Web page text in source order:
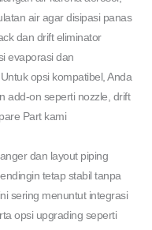
air agar disipasi panas
dan drift eliminator
evaporasi dan
opsi kompatibel, Anda
add-on seperti nozzle, drift
Part kami
dan layout piping
tetap stabil tanpa
sering menuntut integrasi
opsi upgrading seperti